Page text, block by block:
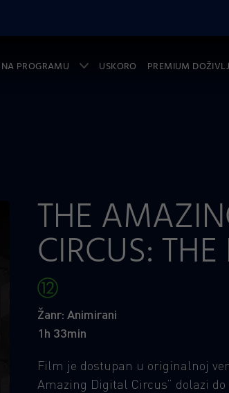
NA PROGRAMU USKORO PREMIUM
THE
CIRCUS:
Žanr: Animirani
1h 33min
Film je dostupan u originalnoj
Amazing Digital Circus” dolazi